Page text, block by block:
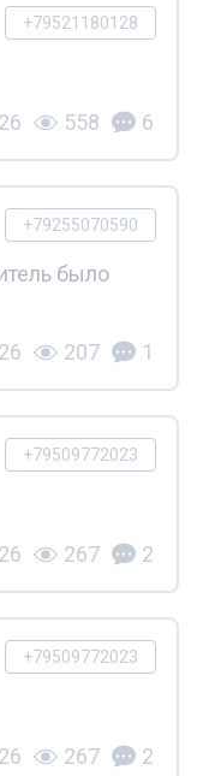
+79521180128
558 6
+79255070590
было
207 1
+79509772023
267 2
+79509772023
267 2